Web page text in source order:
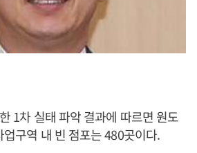
1차 실태 파악 결과에 따르면 원도
구역 내 빈 점포는 480곳이다.